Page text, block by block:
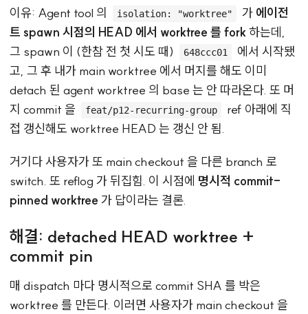
이유: Agent tool 의 isolation: "worktree" 가 에이전
트 spawn 시점의 HEAD 에서 worktree 를 fork하는데,
그 spawn 이 (한참 전 첫 시도 때)
648ccc01
에서 시작됐
고, 그 후 내가 main worktree 에서 머지를 해도 이미
detach 된 agent worktree 의 base 는 안 따라온다. 또 머
지 commit 을
feat/p12-recurring-group
ref 아래에 직
접 갱신해도 worktree HEAD 는 갱신 안 됨.
거기다 사용자가 또 main checkout 을 다른 branch 로
switch. 또 reflog 가 뒤집힘. 이 시점에 명시적 commit-
pinned worktree 가 답이라는 결론.
해결: detached HEAD worktree +
commit pin
매 dispatch 마다 명시적으로 commit SHA 를 박은
worktree 를 만든다. 이러면 사용자가 main checkout 을